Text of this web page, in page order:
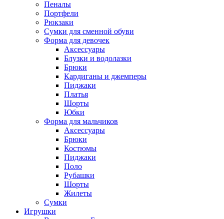
Пеналы
Портфели
Рюкзаки
Сумки для сменной обуви
Форма для девочек
Аксессуары
Блузки и водолазки
Брюки
Кардиганы и джемперы
Пиджаки
Платья
Шорты
Юбки
Форма для мальчиков
Аксессуары
Брюки
Костюмы
Пиджаки
Поло
Рубашки
Шорты
Жилеты
Сумки
Игрушки